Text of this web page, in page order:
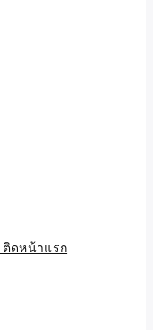
ติดหน้าแรก